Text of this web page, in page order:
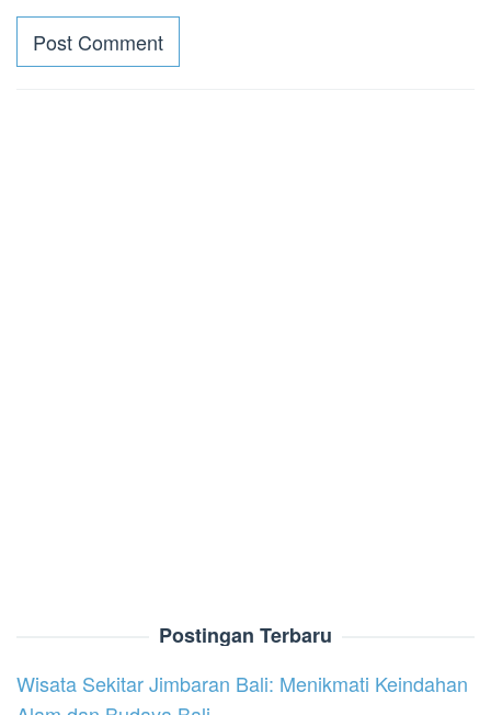
Postingan Terbaru
Wisata Sekitar Jimbaran Bali: Menikmati Keindahan